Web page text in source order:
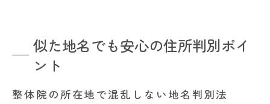
似た地名でも安心の住所判別ポイ
ント
整体院の所在地で混乱しない地名判別法